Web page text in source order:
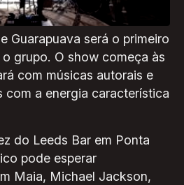
Guarapuava será o primeiro
grupo. O show começa às
com músicas autorais e
com a energia característica
do Leeds Bar em Ponta
pode esperar
Maia, Michael Jackson,